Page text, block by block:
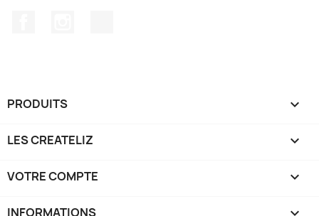
PRODUITS 
LES CREATELIZ 
VOTRE COMPTE 
INFORMATIONS